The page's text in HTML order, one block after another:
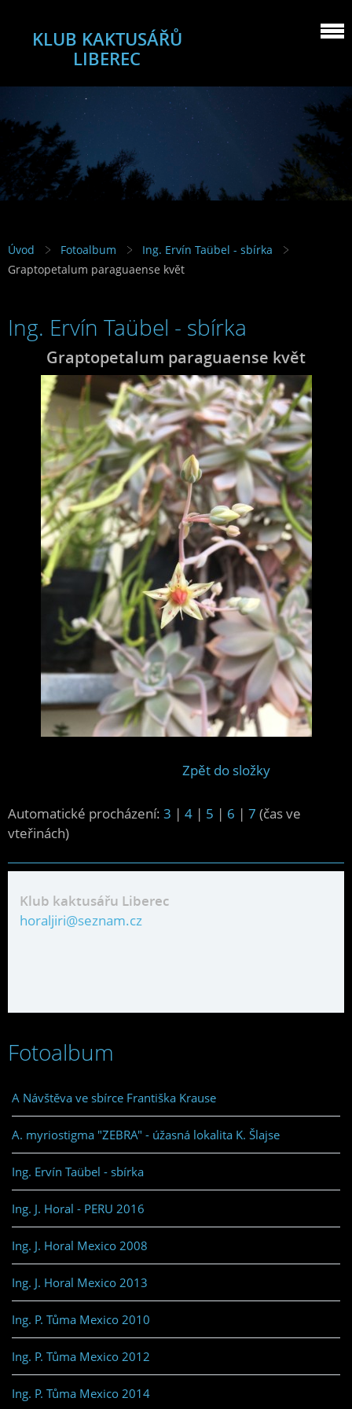
KLUB KAKTUSÁŘŮ
LIBEREC
Úvod Fotoalbum
Ing. Ervín Taübel - sbírka
Graptopetalum paraguaense květ
Ing. Ervín Taübel - sbírka
Graptopetalum paraguaense květ
Zpět do složky
Automatické procházení: 3 | 4 | 5 | 6 | 7 (čas ve
vteřinách)
Klub kaktusářu Liberec
horaljiri@seznam.cz
Fotoalbum
A Návštěva ve sbírce Františka Krause
A. myriostigma "ZEBRA" - úžasná lokalita K. Šlajse
Ing. Ervín Taübel - sbírka
Ing. J. Horal - PERU 2016
Ing. J. Horal Mexico 2008
Ing. J. Horal Mexico 2013
Ing. P. Tůma Mexico 2010
Ing. P. Tůma Mexico 2012
Ing. P. Tůma Mexico 2014